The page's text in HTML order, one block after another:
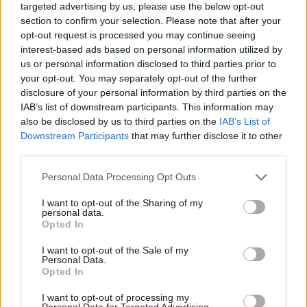
targeted advertising by us, please use the below opt-out
section to confirm your selection. Please note that after your
opt-out request is processed you may continue seeing
interest-based ads based on personal information utilized by
us or personal information disclosed to third parties prior to
your opt-out. You may separately opt-out of the further
disclosure of your personal information by third parties on the
IAB’s list of downstream participants. This information may
also be disclosed by us to third parties on the IAB’s List of
Downstream Participants that may further disclose it to other
Please note that this website/app uses one or more Google
not limited to your visit or usage behaviour. You may click to
grant or deny consent to Google and its third-party tags to
use your data for below specified purposes in below Google
consent section.
Personal Data Processing Opt Outs
I want to opt-out of the Sharing of my
personal data.
Opted In
I want to opt-out of the Sale of my
Personal Data.
Opted In
I want to opt-out of processing my
del. Speciellt där som pengarna finns. Det är
idag främst i Tyskland – och de önskar masstart
framför individuell start.
De skyller på att det är för svårt att producera
individuella starter och att folk inte förstår.
Dessutom har de fått för sig att det ska bli mer
spännande genom att byta skidor halvvägs…
Allt detta ställer sig Jonas Karlsson enligt NWT
frågande till.
Och visst har han rätt här. Det är bara det att
dessa TV-bolag inte har det som behövs för att
producera individuella race på ett spännande
sätt. Se bara på cykel, som jag kommenterat på
TV i tio år. De är duktiga på cykel i mellan-
Europa, men när det blir individuella
är vana vid från skidor här i Norden.